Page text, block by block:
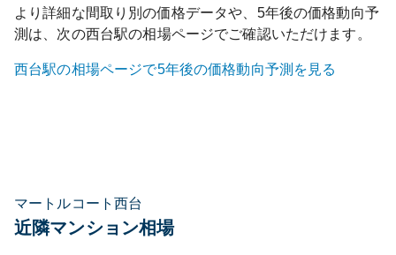
より詳細な間取り別の価格データや、5年後の価格動向予
測は、次の西台駅の相場ページでご確認いただけます。
西台駅の相場ページで5年後の価格動向予測を見る
マートルコート西台
近隣マンション相場